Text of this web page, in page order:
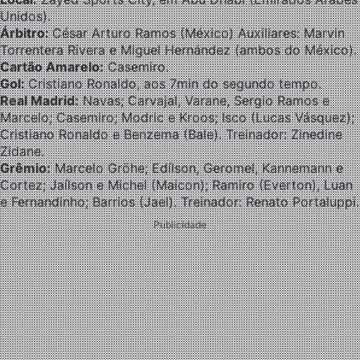
Unidos).
Árbitro:César Arturo Ramos (México) Auxiliares: Marvin
Torrentera Rivera e Miguel Hernández (ambos do México).
Cartão Amarelo:Casemiro.
Gol:Cristiano Ronaldo, aos 7min do segundo tempo.
Real Madrid:Navas; Carvajal, Varane, Sergio Ramos e
Marcelo; Casemiro; Modric e Kroos; Isco (Lucas Vásquez);
Cristiano Ronaldo e Benzema (Bale). Treinador: Zinedine
Zidane.
Grêmio:Marcelo Gröhe; Edílson, Geromel, Kannemann e
Cortez; Jaílson e Michel (Maicon); Ramiro (Everton), Luan
e Fernandinho; Barrios (Jael). Treinador: Renato Portaluppi.
Publicidade